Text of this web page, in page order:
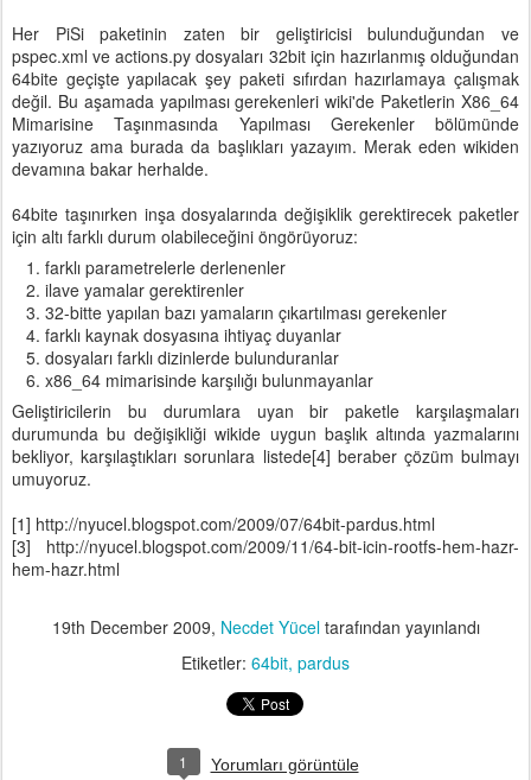
Her PiSi paketinin zaten bir geliştiricisi bulunduğundan ve
pspec.xml ve actions.py dosyaları 32bit için hazırlanmış olduğundan
64bite geçişte yapılacak şey paketi sıfırdan hazırlamaya çalışmak
değil. Bu aşamada yapılması gerekenleri wiki'de Paketlerin X86_64
Mimarisine Taşınmasında Yapılması Gerekenler bölümünde
yazıyoruz ama burada da başlıkları yazayım. Merak eden wikiden
devamına bakar herhalde.
64bite taşınırken inşa dosyalarında değişiklik gerektirecek paketler
için altı farklı durum olabileceğini öngörüyoruz:
farklı parametrelerle derlenenler
ilave yamalar gerektirenler
32-bitte yapılan bazı yamaların çıkartılması gerekenler
farklı kaynak dosyasına ihtiyaç duyanlar
dosyaları farklı dizinlerde bulunduranlar
x86_64 mimarisinde karşılığı bulunmayanlar
Geliştiricilerin bu durumlara uyan bir paketle karşılaşmaları
durumunda bu değişikliği wikide uygun başlık altında yazmalarını
bekliyor, karşılaştıkları sorunlara listede[4] beraber çözüm bulmayı
umuyoruz.
[1] http://nyucel.blogspot.com/2009/07/64bit-pardus.html
[3] http://nyucel.blogspot.com/2009/11/64-bit-icin-rootfs-hem-hazr-
hem-hazr.html
19th December 2009, Necdet Yüceltarafından yayınlandı
Etiketler: 64bit pardus
1 Yorumları görüntüle